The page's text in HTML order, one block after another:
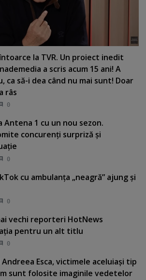
la TVR. Un proiect inedit
a scris acum 15 ani! A
ca să-i dea când nu mai sunt! Doar
râs
0
Antena 1 cu un nou sezon.
concurenţi surpriză şi
0
cu ambulanţa „neagră” ajung şi
0
vechi reporteri HotNews
pentru un alt titlu
0
Esca, victimele aceluiaşi tip
sunt folosite imaginile vedetelor